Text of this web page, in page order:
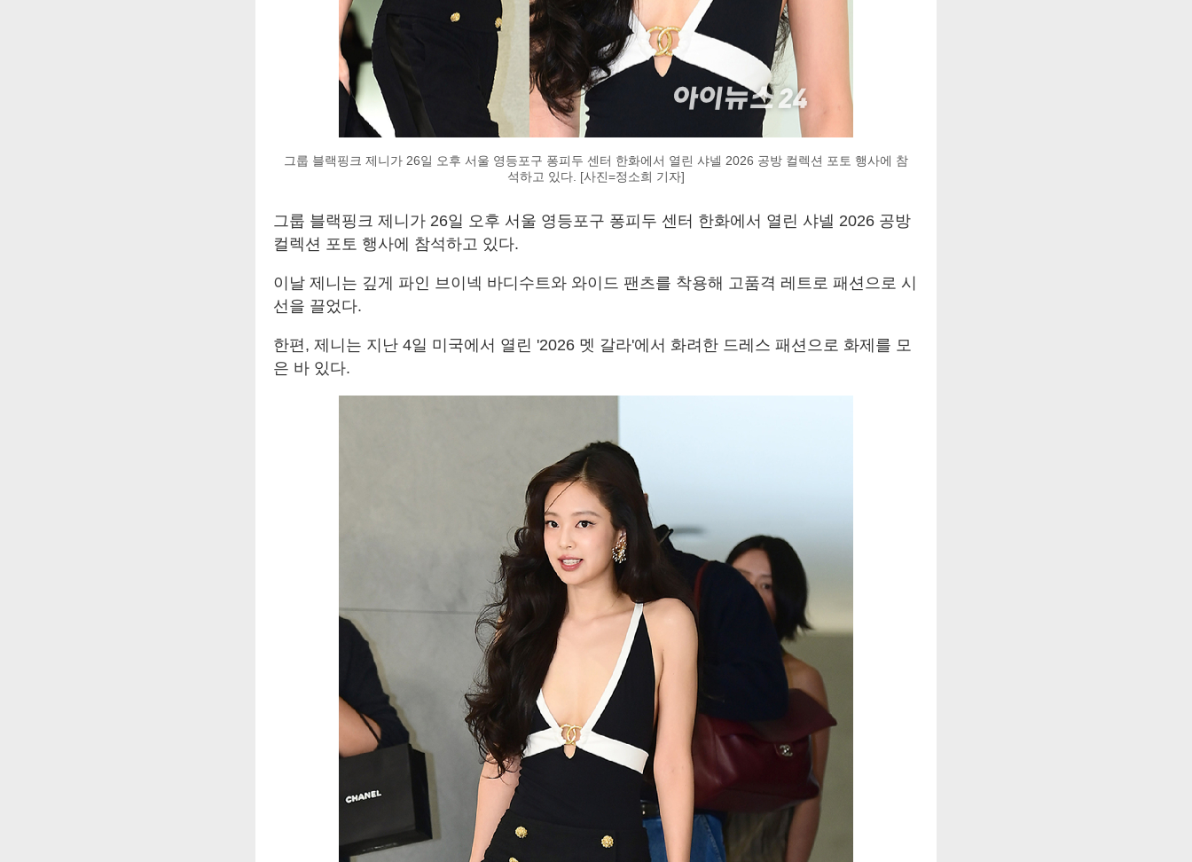
그룹 블랙핑크 제니가 26일 오후 서울 영등포구 퐁피두 센터 한화에서 열린 샤넬 2026 공방 컬렉션 포토 행사에 참
석하고 있다. [사진=정소희 기자]
그룹 블랙핑크 제니가 26일 오후 서울 영등포구 퐁피두 센터 한화에서 열린 샤넬 2026 공방
컬렉션 포토 행사에 참석하고 있다.
이날 제니는 깊게 파인 브이넥 바디수트와 와이드 팬츠를 착용해 고품격 레트로 패션으로 시
선을 끌었다.
한편, 제니는 지난 4일 미국에서 열린 '2026 멧 갈라'에서 화려한 드레스 패션으로 화제를 모
은 바 있다.